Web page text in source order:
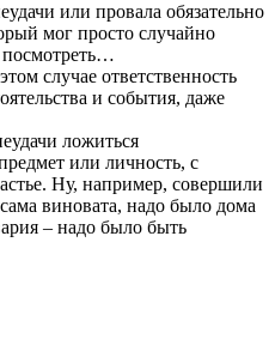
или провала обязательно
мог просто случайно
посмотреть…
случае ответственность
и события, даже
ложиться
или личность, с
Ну, например, совершили
виновата, надо было дома
– надо было быть